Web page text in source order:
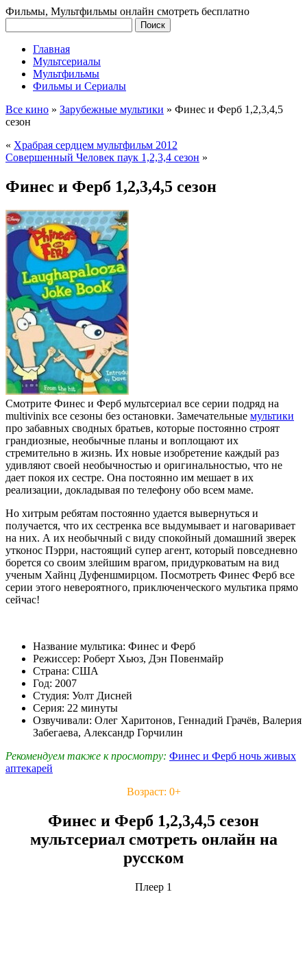
Фильмы, Мультфильмы онлайн смотреть бесплатно
Главная
Мультсериалы
Мультфильмы
Фильмы и Сериалы
Все кино » Зарубежные мультики » Финес и Ферб 1,2,3,4,5
сезон
« Храбрая сердцем мультфильм 2012
Совершенный Человек паук 1,2,3,4 сезон »
Финес и Ферб 1,2,3,4,5 сезон
Смотрите Финес и Ферб мультсериал все серии подряд на
multivinix все сезоны без остановки. Замечательные мультики
про забавных сводных братьев, которые постоянно строят
грандиозные, необычные планы и воплощают их
стремительно в жизнь. Их новые изобретение каждый раз
удивляют своей необычностью и оригинальностью, что не
дает покоя их сестре. Она постоянно им мешает в их
реализации, докладывая по телефону обо всем маме.
Но хитрым ребятам постоянно удается вывернуться и
получается, что их сестренка все выдумывает и наговаривает
на них. А их необычный с виду спокойный домашний зверек
утконос Пэрри, настоящий супер агент, который повседневно
борется со своим злейшим врагом, придурковатым на вид
ученым Хайнц Дуфеншмирцом. Посмотреть Финес Ферб все
серии этого невероятного, приключенческого мультика прямо
сейчас!
Название мультика: Финес и Ферб
Режиссер: Роберт Хьюз, Дэн Повенмайр
Страна: США
Год: 2007
Студия: Уолт Дисней
Серия: 22 минуты
Озвучивали: Олег Харитонов, Геннадий Грачёв, Валерия
Забегаева, Александр Горчилин
Рекомендуем также к просмотру: Финес и Ферб ночь живых
аптекарей
Возраст: 0+
Финес и Ферб 1,2,3,4,5 сезон
мультсериал смотреть онлайн на
русском
Плеер 1